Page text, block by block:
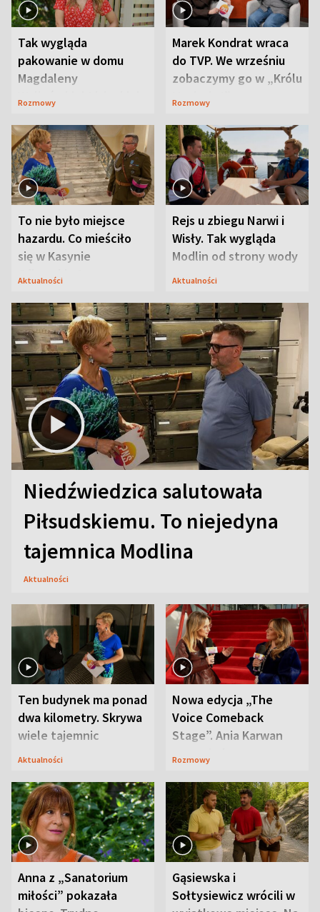
Tak wygląda
pakowanie w domu
Magdaleny
Waligórskiej-Lisieckiej.
Rozmowy
Marek Kondrat wraca
do TVP. We wrześniu
zobaczymy go w „Królu
Maciusiu I”
Rozmowy
To nie było miejsce
hazardu. Co mieściło
się w Kasynie
Oficerskim?
Aktualności
Rejs u zbiegu Narwi i
Wisły. Tak wygląda
Modlin od strony wody
Aktualności
Niedźwiedzica salutowała
Piłsudskiemu. To niejedyna
tajemnica Modlina
Aktualności
Ten budynek ma ponad
dwa kilometry. Skrywa
wiele tajemnic
Aktualności
Nowa edycja „The
Voice Comeback
Stage”. Ania Karwan
zapowiada
Rozmowy
Anna z „Sanatorium
miłości” pokazała
Gąsiewska i
Sołtysiewicz wrócili w